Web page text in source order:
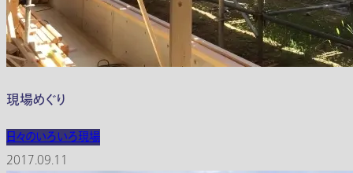
現場めぐり
日々のいろいろ現場
2017.09.11